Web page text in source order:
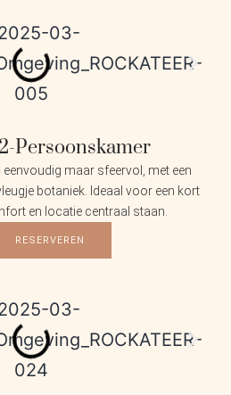
Persoonskamer
maar sfeervol, met een
botaniek. Ideaal voor een kort
en locatie centraal staan.
RESERVEREN